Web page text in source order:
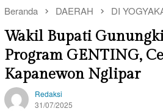
Beranda DAERAH DI
Wakil Bupati
Program GENTING,
Kapanewon Nglipar
Redaksi
31/07/2025